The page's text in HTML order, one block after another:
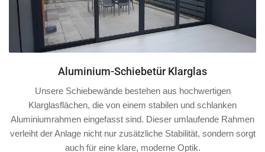
Aluminium-Schiebetür Klarglas
Unsere Schiebewände bestehen aus hochwertigen
Klarglasflächen, die von einem stabilen und schlanken
Aluminiumrahmen eingefasst sind. Dieser umlaufende Rahmen
verleiht der Anlage nicht nur zusätzliche Stabilität, sondern sorgt
auch für eine klare, moderne Optik.